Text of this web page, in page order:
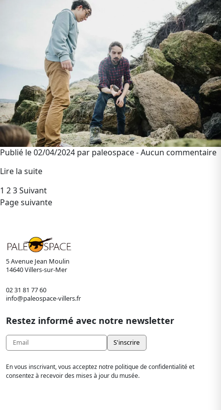
Publié le 02/04/2024 par paleospace - Aucun commentaire
Lire la suite
Pagination
publications
1 23Suivant
Page suivante
5 Avenue Jean Moulin
14640 Villers-sur-Mer
02 31 81 77 60
info@paleospace-villers.fr
Restez informé avec notre newsletter
En vous inscrivant, vous acceptez notre politique de confidentialité et
consentez à recevoir des mises à jour du musée.